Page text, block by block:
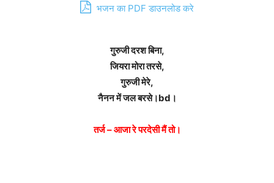
भजन का PDF डाउनलोड करे
गुरुजी दरश बिना,
जियरा मोरा तरसे,
गुरुजी मेरे,
नैनन में जल बरसे।bd।
तर्ज – आजा रे परदेसी मैं तो।